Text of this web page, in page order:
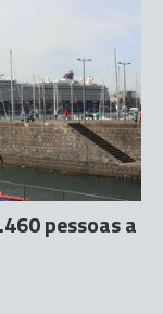
pessoas a